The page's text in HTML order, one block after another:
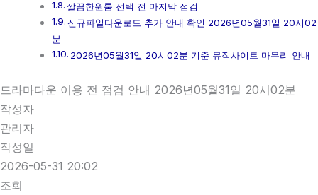
깔끔한원룸 선택 전 마지막 점검
신규파일다운로드 추가 안내 확인 2026년05월31일 20시02
분
2026년05월31일 20시02분 기준 뮤직사이트 마무리 안내
드라마다운 이용 전 점검 안내 2026년05월31일 20시02분
작성자
관리자
작성일
2026-05-31 20:02
조회